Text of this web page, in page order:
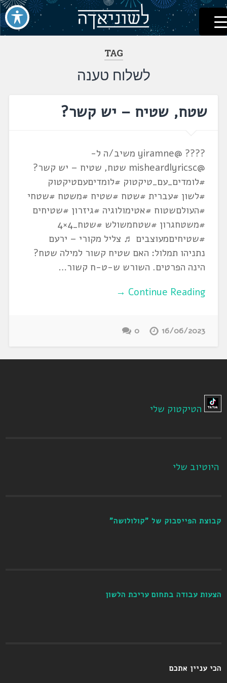
דלג
לתוכן
לשוניאדה
עברית. לשון. שפה
TAG
לשלוח טענה
שטח, שטיח – יש קשר?
???? @yiramne משיב/ה ל-
@misheardlyricsc שטח, שטיח – יש קשר?
#לומדים_עם_טיקטוק #לומדיםעםטיקטוק
#לשון #עברית #שטח #שטיח #משטח #שטחי
#העולםשטוח #אטימולוגיה #גיזרון #שטיחים
#משטחגרון #שטחמשולש #שטח_4×4
#שטיחיםמעוצבים ♬ צליל מקורי – ירעם
נתניהו תמלול: האם שטיח קשור למילה שטח?
הינה הפרטים. השורש ש-ט-ח קשור…
Continue Reading →
16/06/2023
0
הטיקטוק שלי
היוטיוב שלי
קבוצת הפייסבוק של "קולולושה"
הצעות עבודה בתחום עריכת הלשון
הכי עניין אתכם